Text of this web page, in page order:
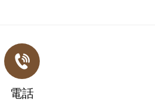
電話